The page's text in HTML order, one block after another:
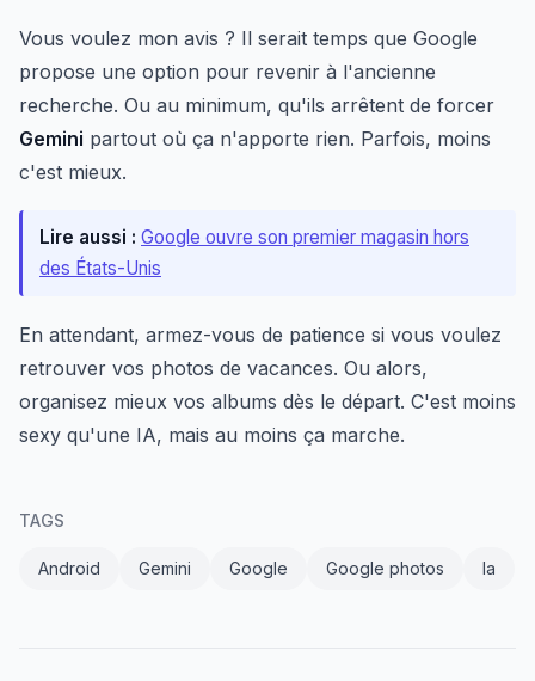
Vous voulez mon avis ? Il serait temps que Google
propose une option pour revenir à l'ancienne
recherche. Ou au minimum, qu'ils arrêtent de forcer
Gemini partout où ça n'apporte rien. Parfois, moins
c'est mieux.
Lire aussi : Google ouvre son premier magasin hors
des États-Unis
En attendant, armez-vous de patience si vous voulez
retrouver vos photos de vacances. Ou alors,
organisez mieux vos albums dès le départ. C'est moins
sexy qu'une IA, mais au moins ça marche.
TAGS
Android Gemini Google Google photos Ia